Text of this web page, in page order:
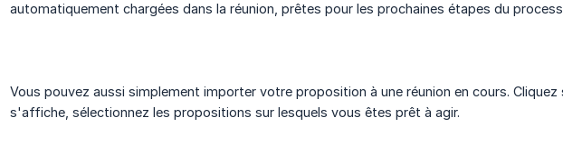
automatiquement chargées dans la réunion, prêtes pour les prochaines étapes du
Vous pouvez aussi simplement importer votre proposition à une réunion en cours. Cliquez
s'affiche, sélectionnez les propositions sur lesquels vous êtes prêt à agir.